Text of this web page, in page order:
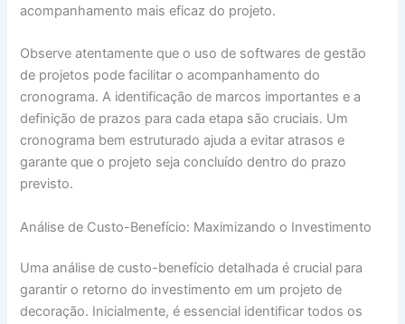
acompanhamento mais eficaz do projeto.
Observe atentamente que o uso de softwares de gestão
de projetos pode facilitar o acompanhamento do
cronograma. A identificação de marcos importantes e a
definição de prazos para cada etapa são cruciais. Um
cronograma bem estruturado ajuda a evitar atrasos e
garante que o projeto seja concluído dentro do prazo
previsto.
Análise de Custo-Benefício: Maximizando o Investimento
Uma análise de custo-benefício detalhada é crucial para
garantir o retorno do investimento em um projeto de
decoração. Inicialmente, é essencial identificar todos os